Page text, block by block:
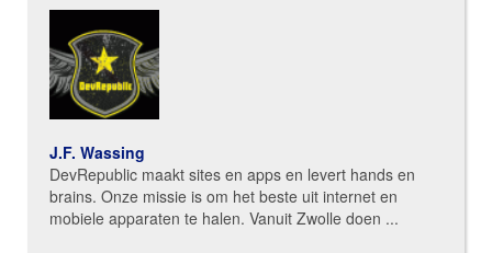
J.F. Wassing
DevRepublic maakt sites en apps en levert hands en
brains. Onze missie is om het beste uit internet en
mobiele apparaten te halen. Vanuit Zwolle doen ...